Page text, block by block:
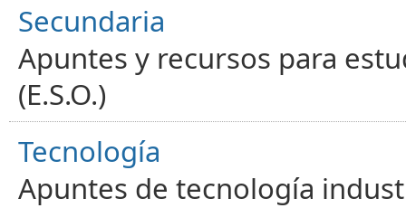
Secundaria
Apuntes y recursos para
(E.S.O.)
Tecnología
Apuntes de tecnología